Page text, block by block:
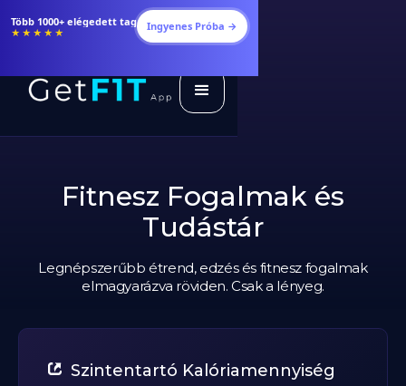
Étrendek, receptek és edzéstervek
★★★★★ Ingyenes Próba →
Fitnesz Fogalmak és
Tudástár
Legnépszerűbb étrend, edzés és fitnesz fogalmak
elmagyarázva röviden. Csak a lényeg.
Szintentartó Kalóriamennyiség